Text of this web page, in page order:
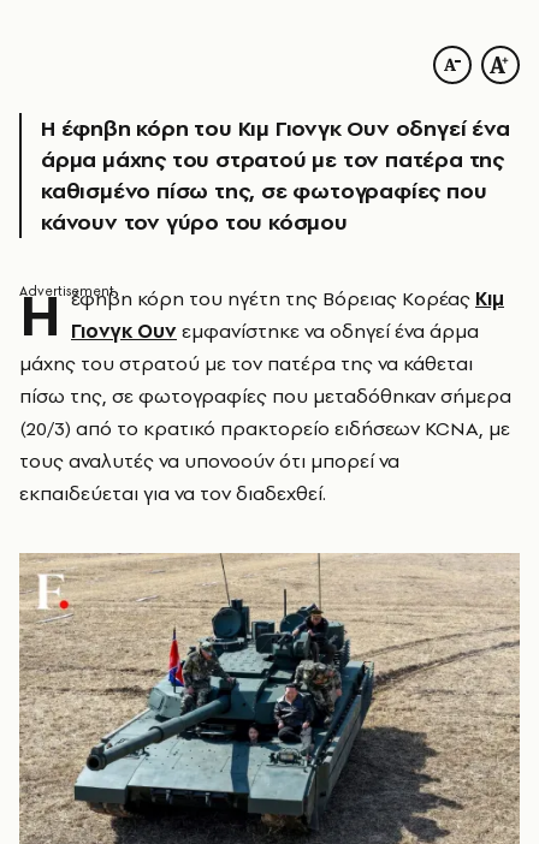
Η έφηβη κόρη του Κιμ Γιονγκ Ουν οδηγεί ένα
άρμα μάχης του στρατού με τον πατέρα της
καθισμένο πίσω της, σε φωτογραφίες που
κάνουν τον γύρο του κόσμου
Η έφηβη κόρη του ηγέτη της Βόρειας Κορέας Κιμ
Γιονγκ Ουν εμφανίστηκε να οδηγεί ένα άρμα
μάχης του στρατού με τον πατέρα της να κάθεται
πίσω της, σε φωτογραφίες που μεταδόθηκαν σήμερα
(20/3) από το κρατικό πρακτορείο ειδήσεων KCNA, με
τους αναλυτές να υπονοούν ότι μπορεί να
εκπαιδεύεται για να τον διαδεχθεί.